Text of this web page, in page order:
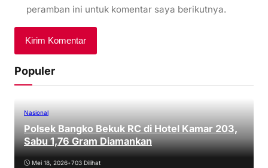
peramban ini untuk komentar saya berikutnya.
Populer
Nasional
Polsek Bangko Bekuk RC di Hotel Kamar 203,
Sabu 1,76 Gram Diamankan
Mei 18, 2026•703 Dilihat